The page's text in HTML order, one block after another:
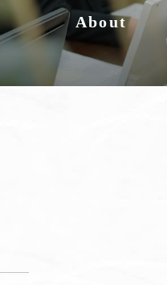
About